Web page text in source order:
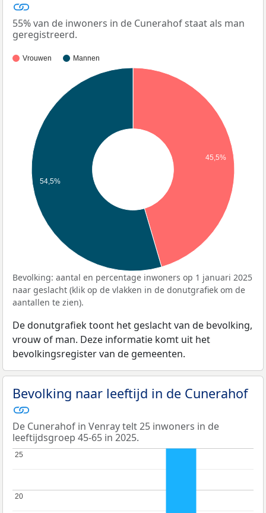
55% van de inwoners in de Cunerahof staat als man
geregistreerd.
Vrouwen Mannen
45,5%
54,5%
Bevolking: aantal en percentage inwoners op 1 januari 2025
naar geslacht (klik op de vlakken in de donutgrafiek om de
aantallen te zien).
De donutgrafiek toont het geslacht van de bevolking,
vrouw of man. Deze informatie komt uit het
bevolkingsregister van de gemeenten.
Bevolking naar leeftijd in de Cunerahof
De Cunerahof in Venray telt 25 inwoners in de
leeftijdsgroep 45-65 in 2025.
20
20
25
25